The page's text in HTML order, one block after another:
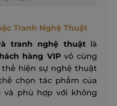
Tranh Nghệ Thuật
tranh nghệ thuậtlà
hàng VIP vô cùng
hiện sự nghệ thuật
chọn tác phẩm của
và phù hợp với không